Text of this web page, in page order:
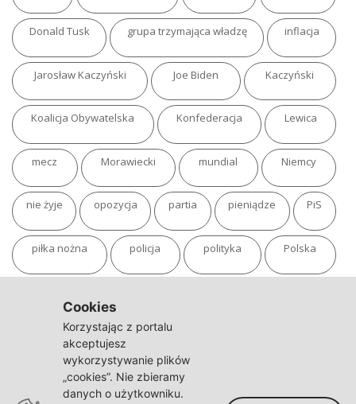
Donald Tusk grupa trzymająca władzę inflacja
Jarosław Kaczyński Joe Biden Kaczyński
Koalicja Obywatelska Konfederacja Lewica
mecz Morawiecki mundial Niemcy
nie żyje opozycja partia pieniądze PiS
piłka nożna policja polityka Polska
sąd TVN
Warszawa wojna
Cookies
Korzystając z portalu
akceptujesz
wykorzystywanie plików
„cookies”. Nie zbieramy
danych o użytkowniku.